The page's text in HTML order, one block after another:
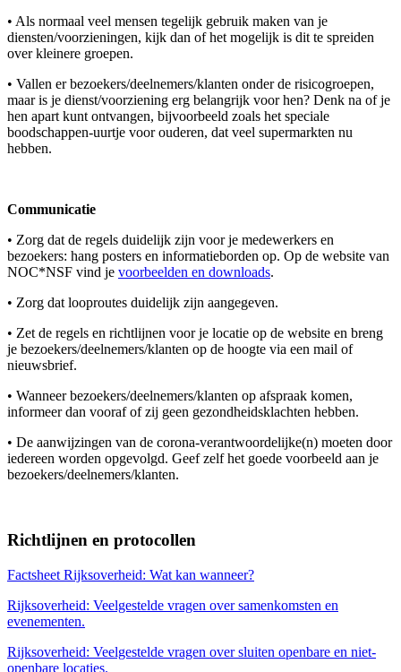
• Als normaal veel mensen tegelijk gebruik maken van je
diensten/voorzieningen, kijk dan of het mogelijk is dit te spreiden
over kleinere groepen.
• Vallen er bezoekers/deelnemers/klanten onder de risicogroepen,
maar is je dienst/voorziening erg belangrijk voor hen? Denk na of je
hen apart kunt ontvangen, bijvoorbeeld zoals het speciale
boodschappen-uurtje voor ouderen, dat veel supermarkten nu
hebben.
Communicatie
• Zorg dat de regels duidelijk zijn voor je medewerkers en
bezoekers: hang posters en informatieborden op. Op de website van
NOC*NSF vind je voorbeelden en downloads.
• Zorg dat looproutes duidelijk zijn aangegeven.
• Zet de regels en richtlijnen voor je locatie op de website en breng
je bezoekers/deelnemers/klanten op de hoogte via een mail of
nieuwsbrief.
• Wanneer bezoekers/deelnemers/klanten op afspraak komen,
informeer dan vooraf of zij geen gezondheidsklachten hebben.
• De aanwijzingen van de corona-verantwoordelijke(n) moeten door
iedereen worden opgevolgd. Geef zelf het goede voorbeeld aan je
bezoekers/deelnemers/klanten.
Richtlijnen en protocollen
Factsheet Rijksoverheid: Wat kan wanneer?
Rijksoverheid: Veelgestelde vragen over samenkomsten en
evenementen.
Rijksoverheid: Veelgestelde vragen over sluiten openbare en niet-
openbare locaties.